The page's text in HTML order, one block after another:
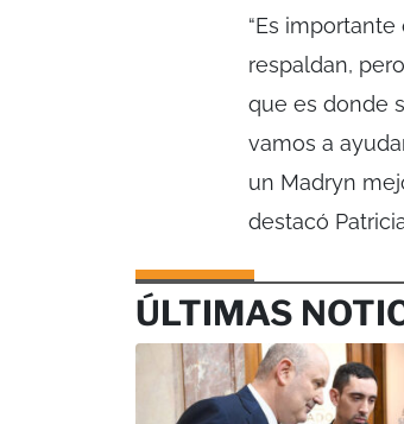
“Es
respaldan,
que es donde
vamos a
un Madryn
destacó
ÚLTIMAS